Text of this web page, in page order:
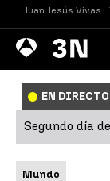
Juan Jesús Vivas
Antena
3 Noticias
EN DIRECTO
Segundo día
Mundo